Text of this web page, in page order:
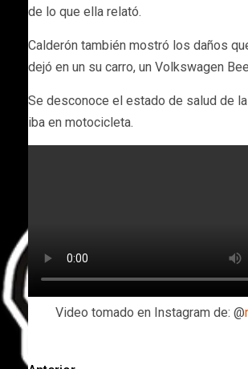
de lo que ella relató.
Calderón también mostró los daños
dejó en un su carro, un Volkswagen
Se desconoce el estado de salud de
iba en motocicleta.
Video tomado en Instagram de: @